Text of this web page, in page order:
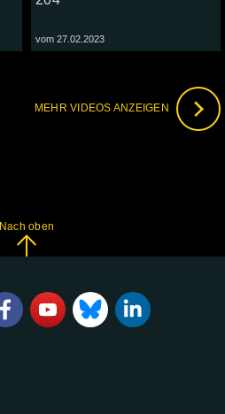
vom 27.02.2023
MEHR VIDEOS ANZEIGEN
Nach oben